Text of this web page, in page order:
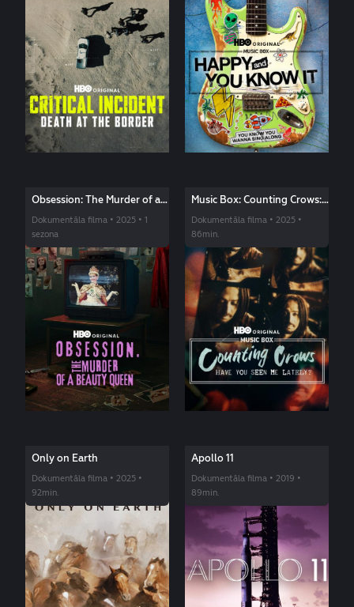
Obsession: The Murder of a
Dokumentāla filma • 2025 • 1
sezona
Music Box: Counting Crows:
Dokumentāla filma • 2025 •
86min.
Only on Earth
Dokumentāla filma • 2025 •
92min.
Apollo 11
Dokumentāla filma • 2019 •
89min.